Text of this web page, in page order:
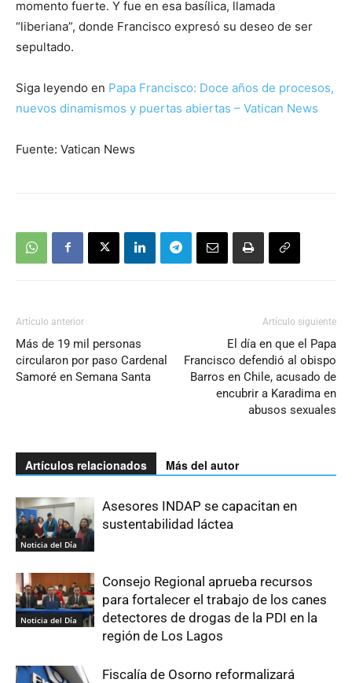
momento fuerte. Y fue en esa basílica, llamada
“liberiana”, donde Francisco expresó su deseo de ser
sepultado.
Siga leyendo en Papa Francisco: Doce años de procesos,
nuevos dinamismos y puertas abiertas – Vatican News
Fuente: Vatican News
Artículo anterior
Más de 19 mil personas
circularon por paso Cardenal
Samoré en Semana Santa
Artículo siguiente
El día en que el Papa
Francisco defendió al obispo
Barros en Chile, acusado de
encubrir a Karadima en
abusos sexuales
Artículos relacionados Más del autor
Noticia del Día
Asesores INDAP se capacitan en
sustentabilidad láctea
Noticia del Día
Consejo Regional aprueba recursos
para fortalecer el trabajo de los canes
detectores de drogas de la PDI en la
región de Los Lagos
Fiscalía de Osorno reformalizará